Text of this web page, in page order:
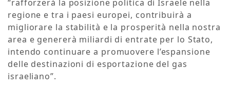
“rafforzerà la posizione politica di Israele nella
regione e tra i paesi europei, contribuirà a
migliorare la stabilità e la prosperità nella nostra
area e genererà miliardi di entrate per lo Stato,
intendo continuare a promuovere l’espansione
delle destinazioni di esportazione del gas
israeliano”.